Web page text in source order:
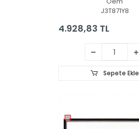
J3T871Y8
4.928,83 TL
Sepete Ekle